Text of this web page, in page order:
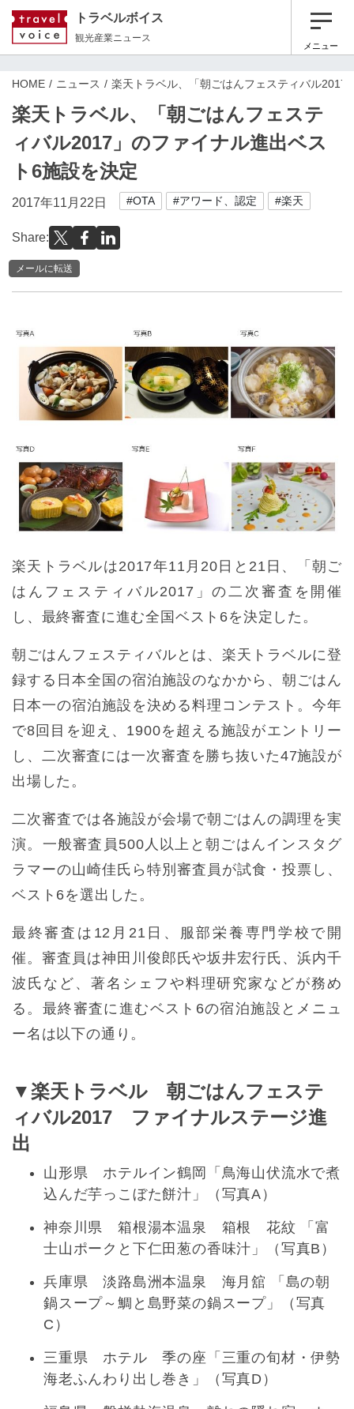
トラベルボイス
観光産業ニュース
メニュー
HOME ニュース 楽天トラベル、「朝ごはんフェスティバル2017
楽天トラベル、「朝ごはんフェステ
ィバル2017」のファイナル進出ベス
ト6施設を決定
2017年11月22日 #OTA #アワード、認定 #楽天
Share:
メールに転送
楽天トラベルは2017年11月20日と21日、「朝ご
はんフェスティバル2017」の二次審査を開催
し、最終審査に進む全国ベスト6を決定した。
朝ごはんフェスティバルとは、楽天トラベルに登
録する日本全国の宿泊施設のなかから、朝ごはん
日本一の宿泊施設を決める料理コンテスト。今年
で8回目を迎え、1900を超える施設がエントリー
し、二次審査には一次審査を勝ち抜いた47施設が
出場した。
二次審査では各施設が会場で朝ごはんの調理を実
演。一般審査員500人以上と朝ごはんインスタグ
ラマーの山崎佳氏ら特別審査員が試食・投票し、
ベスト6を選出した。
最終審査は12月21日、服部栄養専門学校で開
催。審査員は神田川俊郎氏や坂井宏行氏、浜内千
波氏など、著名シェフや料理研究家などが務め
る。最終審査に進むベスト6の宿泊施設とメニュ
ー名は以下の通り。
▼楽天トラベル 朝ごはんフェステ
ィバル2017 ファイナルステージ進
出
山形県 ホテルイン鶴岡「鳥海山伏流水で煮
込んだ芋っこぼた餅汁」（写真A）
神奈川県 箱根湯本温泉 箱根 花紋 「富
士山ポークと下仁田葱の香味汁」（写真B）
兵庫県 淡路島洲本温泉 海月舘 「島の朝
鍋スープ～鯛と島野菜の鍋スープ」（写真
C）
三重県 ホテル 季の座「三重の旬材・伊勢
海老ふんわり出し巻き」（写真D）